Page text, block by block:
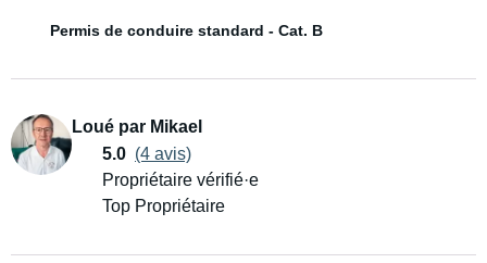
Permis de conduire standard - Cat. B
Loué par Mikael
5.0 (4 avis)
Propriétaire vérifié·e
Top Propriétaire